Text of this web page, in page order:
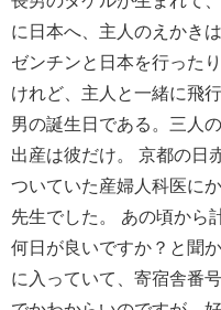
に日本へ、主人のえかき
ゼンチンと日本を行った
けれど、主人と一緒に飛
男の誕生日である。三人
出産は彼だけ。 京都の日
ついていた産婦人科医に
先生でした。 あの頃から
何日が良いですか？と聞
に入っていて、寄宿舎番